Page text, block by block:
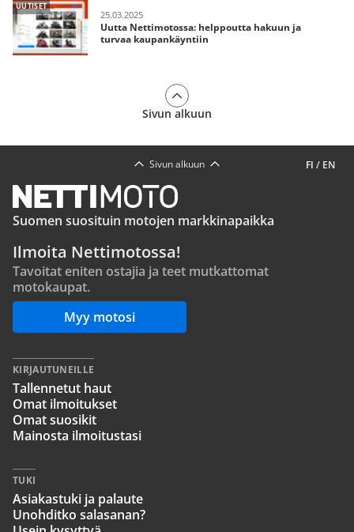
UUTISET
25.03.2025
Uutta Nettimotossa: helppoutta hakuun ja
turvaa kaupankäyntiin
Sivun alkuun
FI / EN
Sivun alkuun
Suomen suosituin motojen markkinapaikka
Ilmoita Nettimotossa!
Tavoitat eniten ostajia ja teet mutkattomat
motokaupat.
Myy motosi
KIRJAUTUNEILLE
Tallennetut haut
Omat ilmoitukset
Omat suosikit
Mainosta ilmoitustasi
TUKI
Asiakastuki ja palaute
Unohditko salasanan?